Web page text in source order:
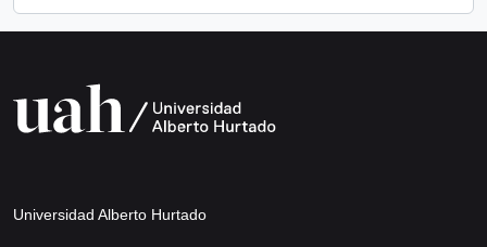
Universidad Alberto Hurtado